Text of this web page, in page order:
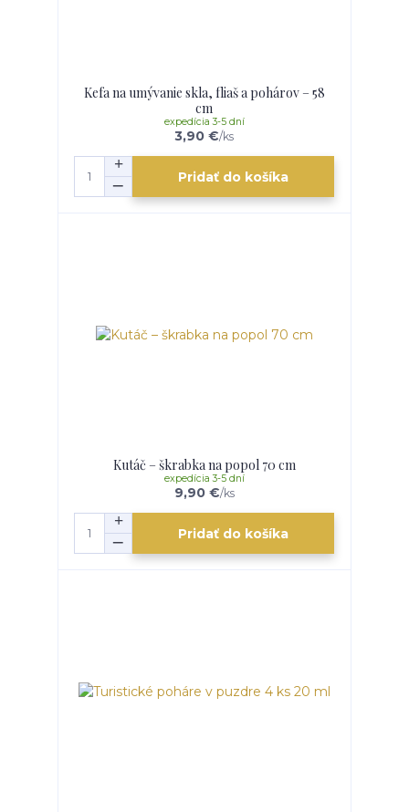
Kefa na umývanie skla, fliaš a pohárov – 58
cm
3,90 €/ks
expedícia 3-5 dní
Pridať do košíka
Kutáč – škrabka na popol 70 cm
9,90 €/ks
expedícia 3-5 dní
Pridať do košíka